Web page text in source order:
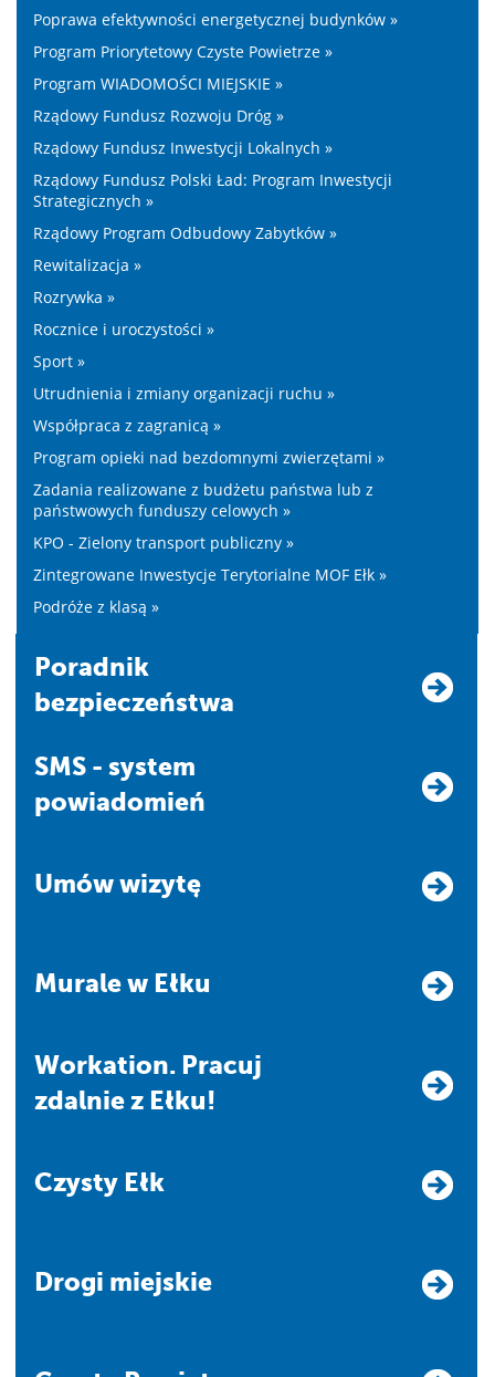
Poprawa efektywności energetycznej budynków »
Program Priorytetowy Czyste Powietrze »
Program WIADOMOŚCI MIEJSKIE »
Rządowy Fundusz Rozwoju Dróg »
Rządowy Fundusz Inwestycji Lokalnych »
Rządowy Fundusz Polski Ład: Program Inwestycji
Strategicznych »
Rządowy Program Odbudowy Zabytków »
Rewitalizacja »
Rozrywka »
Rocznice i uroczystości »
Sport »
Utrudnienia i zmiany organizacji ruchu »
Współpraca z zagranicą »
Program opieki nad bezdomnymi zwierzętami »
Zadania realizowane z budżetu państwa lub z
państwowych funduszy celowych »
KPO - Zielony transport publiczny »
Zintegrowane Inwestycje Terytorialne MOF Ełk »
Podróże z klasą »
Poradnik
bezpieczeństwa
SMS - system
powiadomień
Umów wizytę
Murale w Ełku
Workation. Pracuj
zdalnie z Ełku!
Czysty Ełk
Drogi miejskie